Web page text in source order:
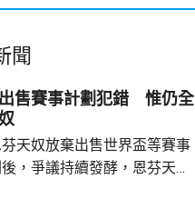
聞
售賽事計劃犯錯 惟仍全
天奴放棄出售世界盃等賽事
，爭議持續發酵，恩芬天奴